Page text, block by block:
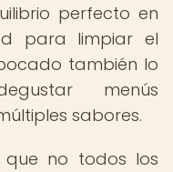
perfecto en
para limpiar el
también lo
menús
sabores.
que no todos los